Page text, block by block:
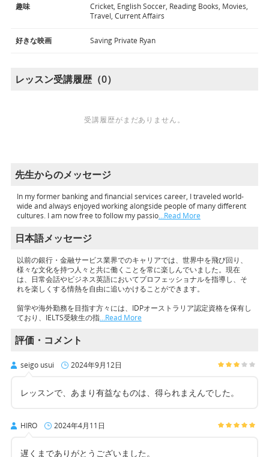
趣味
Cricket, English Soccer, Reading Books, Movies,
Travel, Current Affairs
好きな映画 Saving Private Ryan
レッスン受講履歴（0）
受講履歴がまだありません。
先生からのメッセージ
In my former banking and financial services career, I traveled world-
wide and always enjoyed working alongside people of many different
cultures. I am now free to follow my passio…Read More
日本語メッセージ
以前の銀行・金融サービス業界でのキャリアでは、世界中を飛び回り、
様々な文化を持つ人々と共に働くことを常に楽しんでいました。現在
は、日常会話やビジネス英語においてプロフェッショナルを指導し、そ
れを楽しくする情熱を自由に追いかけることができます。
留学や海外勤務を目指す方々には、IDPオーストラリア認定資格を保有し
ており、IELTS受験生の指…Read More
評価・コメント
seigo usui 2024年9月12日
レッスンで、あまり有益なものは、得られまえんでした。
HIRO 2024年4月11日
遅くまでありがとうございました。